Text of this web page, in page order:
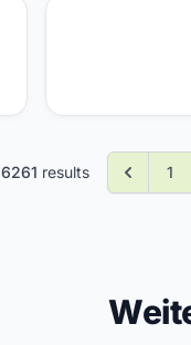
6261 results 1